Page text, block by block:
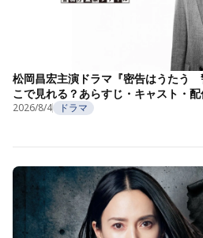
松岡昌宏主演ドラマ『密告はうたう
こで見れる？あらすじ・キャスト・
2026/8/4 ドラマ